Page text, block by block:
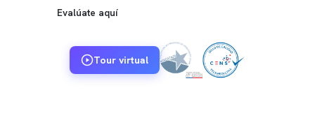
Evalúate aquí
Tour virtual